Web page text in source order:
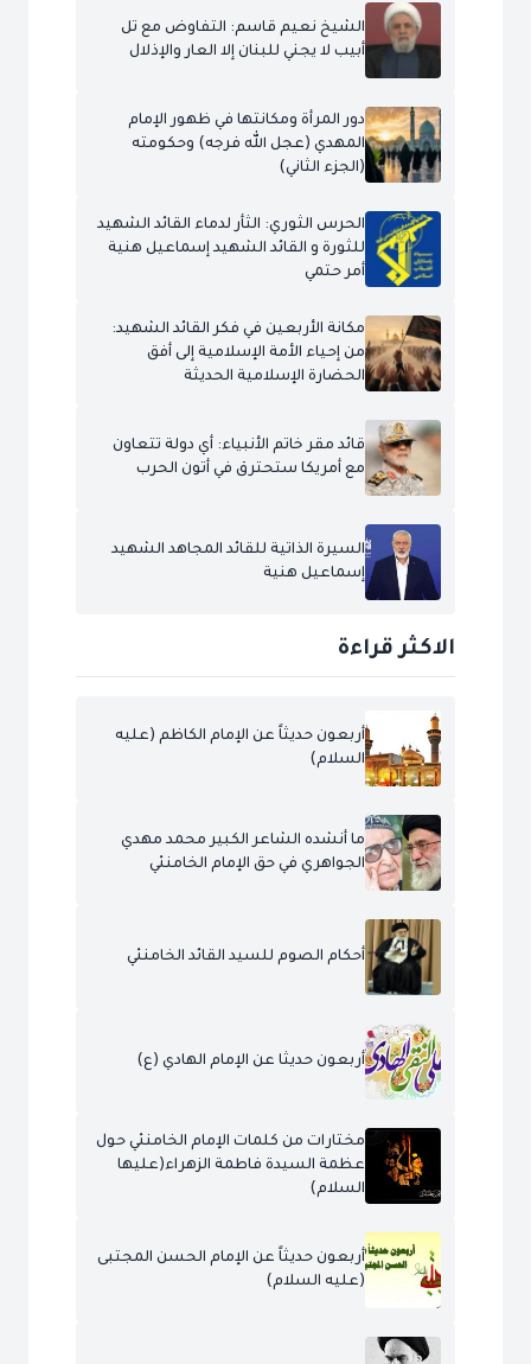
الشيخ نعيم قاسم: التفاوض مع تل
أبيب لا يجني للبنان إلا العار والإذلال
دور المرأة ومكانتها في ظهور الإمام
المهدي (عجل الله فرجه) وحكومته
(الجزء الثاني)
الحرس الثوري: الثأر لدماء القائد الشهيد
للثورة و القائد الشهيد إسماعيل هنية
أمر حتمي
مكانة الأربعين في فكر القائد الشهيد:
من إحياء الأمة الإسلامية إلى أفق
الحضارة الإسلامية الحديثة
قائد مقر خاتم الأنبياء: أي دولة تتعاون
مع أمريكا ستحترق في أتون الحرب
السيرة الذاتية للقائد المجاهد الشهيد
إسماعيل هنية
الاكثر قراءة
أربعون حديثاً عن الإمام الكاظم (عليه
السلام)
ما أنشده الشاعر الكبير محمد مهدي
الجواهري في حق الإمام الخامنئي
أحكام الصوم للسيد القائد الخامنئي
أربعون حديثا عن الإمام الهادي (ع)
مختارات من كلمات الإمام الخامنئي حول
عظمة السيدة فاطمة الزهراء(عليها
السلام)
أربعون حديثاً عن الإمام الحسن المجتبى
(عليه السلام)